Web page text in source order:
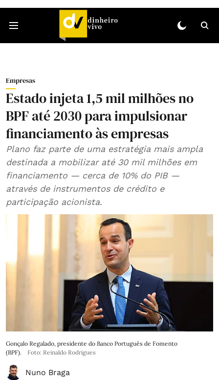
Empresas
Estado injeta 1,5 mil milhões no
BPF até 2030 para impulsionar
financiamento às empresas
Plano faz parte de uma estratégia mais ampla
destinada a mobilizar até 30 mil milhões em
financiamento — cerca de 10% do PIB —
através de instrumentos de crédito e
participação acionista.
Gonçalo Regalado, presidente do Banco Português de Fomento
(BPF).
Foto: Reinaldo Rodrigues
Nuno Braga